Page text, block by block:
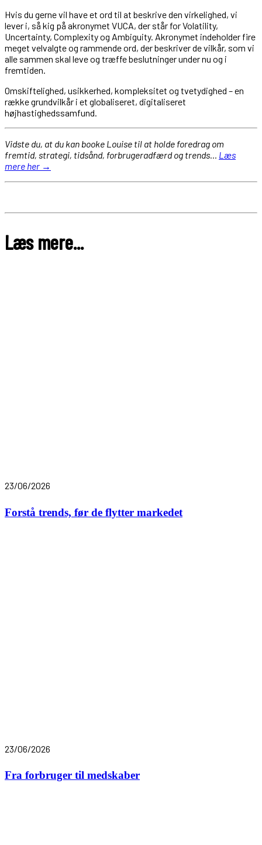
Hvis du gerne vil have et ord til at beskrive den virkelighed, vi
lever i, så kig på akronymet VUCA, der står for Volatility,
Uncertainty, Complexity og Ambiguity. Akronymet indeholder fire
meget velvalgte og rammende ord, der beskriver de vilkår, som vi
alle sammen skal leve og træffe beslutninger under nu og i
fremtiden.
Omskiftelighed, usikkerhed, kompleksitet og tvetydighed – en
række grundvilkår i et globaliseret, digitaliseret
højhastighedssamfund.
Vidste du, at du kan booke Louise til at holde foredrag om
fremtid, strategi, tidsånd, forbrugeradfærd og trends… Læs
mere her →
Læs mere...
23/06/2026
Forstå trends, før de flytter markedet
23/06/2026
Fra forbruger til medskaber